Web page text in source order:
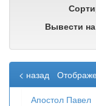
Вывести
< назад
Апостол Павел